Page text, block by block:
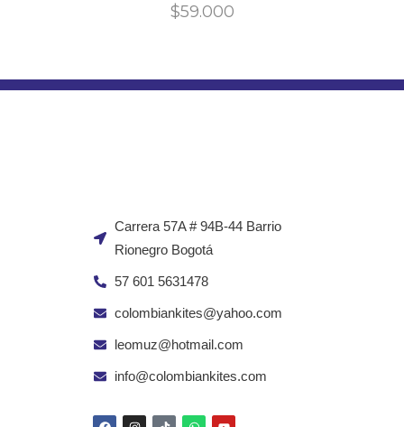
$59.000
Carrera 57A # 94B-44 Barrio
Rionegro Bogotá
57 601 5631478
colombiankites@yahoo.com
leomuz@hotmail.com
info@colombiankites.com